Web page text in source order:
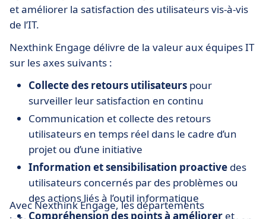
et améliorer la satisfaction des utilisateurs vis-à-vis
de l’IT.
Nexthink Engage délivre de la valeur aux équipes IT
sur les axes suivants :
Collecte des retours utilisateurs pour
surveiller leur satisfaction en continu
Communication et collecte des retours
utilisateurs en temps réel dans le cadre d’un
projet ou d’une initiative
Information et sensibilisation proactive des
utilisateurs concernés par des problèmes ou
des actions liés à l’outil informatique
Compréhension des points à amélioreret
Avec Nexthink Engage, les départements